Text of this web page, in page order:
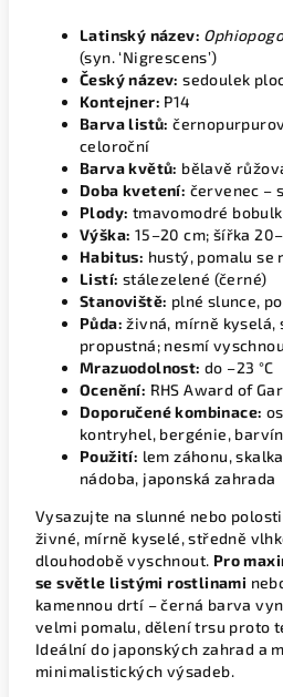
Latinský název:
(syn. ‘Nigrescens’)
Český název: sedoulek
Kontejner: P14
Barva listů:
celoroční
Barva květů: bělavě
Doba kvetení: červenec –
Plody: tmavomodré
Výška: 15–20 cm; šířka
Habitus: hustý, pomalu
Listí: stálezelené (černé)
Stanoviště: plné slunce,
Půda: živná, mírně kyselá,
propustná; nesmí
Mrazuodolnost: do –23 °C
Ocenění: RHS Award of
Doporučené kombinace:
kontryhel, bergénie,
Použití: lem záhonu,
nádoba, japonská zahrada
Vysazujte na slunné nebo
živné, mírně kyselé, středně
dlouhodobě vyschnout. Pro
se světle listými rostlinami
kamennou drtí – černá barva
velmi pomalu, dělení trsu proto
Ideální do japonských zahrad a
minimalistických výsadeb.